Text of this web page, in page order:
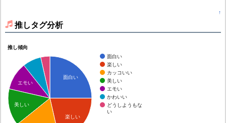
↑
推しタグ分析
推し傾向
面白い
楽しい
カッコいい
美しい
エモい
かわいい
どうしようもな
い
面白い
楽しい
エモい
美しい